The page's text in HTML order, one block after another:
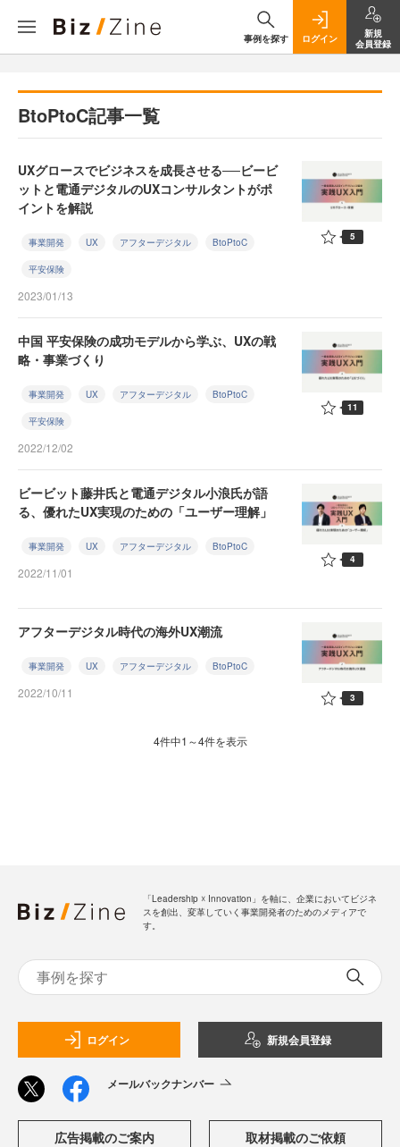
事例を探す ログイン
新規
会員登録
BtoPtoC記事一覧
UXグロースでビジネスを成長させる──ビービ
ットと電通デジタルのUXコンサルタントがポ
イントを解説
事業開発 UX アフターデジタル BtoPtoC
平安保険
2023/01/13
5
中国 平安保険の成功モデルから学ぶ、UXの戦
略・事業づくり
事業開発 UX アフターデジタル BtoPtoC
平安保険
2022/12/02
11
ビービット藤井氏と電通デジタル小浪氏が語
る、優れたUX実現のための「ユーザー理解」
事業開発 UX アフターデジタル BtoPtoC
2022/11/01
4
アフターデジタル時代の海外UX潮流
事業開発 UX アフターデジタル BtoPtoC
2022/10/11 3
4件中1～4件を表示
「Leadership ☓ Innovation」を軸に、企業においてビジネ
スを創出、変革していく事業開発者のためのメディアで
す。
ログイン 新規会員登録
メールバックナンバー
広告掲載のご案内 取材掲載のご依頼